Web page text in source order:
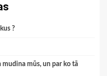
?
mudina mūs, un par ko tā